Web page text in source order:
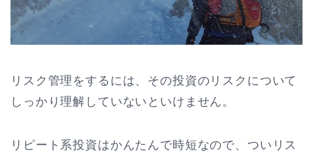
リスク管理をするには、その投資のリスクについて
しっかり理解していないといけません。
リピート系投資はかんたんで時短なので、ついリス